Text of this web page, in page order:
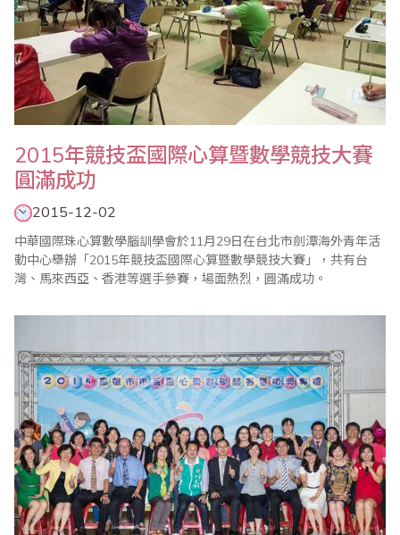
2015年競技盃國際心算暨數學競技大賽
圓滿成功
2015-12-02
中華國際珠心算數學腦訓學會於11月29日在台北市劍潭海外青年活
動中心舉辦「2015年競技盃國際心算暨數學競技大賽」，共有台
灣、馬來西亞、香港等選手參賽，場面熱烈，圓滿成功。